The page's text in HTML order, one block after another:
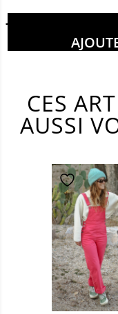
CES
AUSSI